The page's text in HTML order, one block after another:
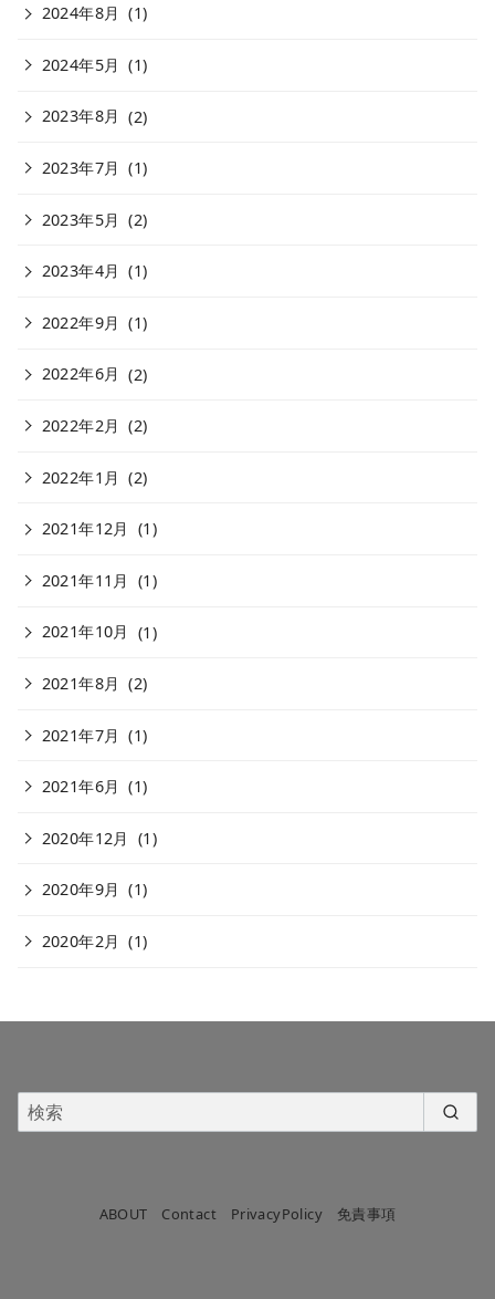
2024年8月 (1)
2024年5月 (1)
2023年8月 (2)
2023年7月 (1)
2023年5月 (2)
2023年4月 (1)
2022年9月 (1)
2022年6月 (2)
2022年2月 (2)
2022年1月 (2)
2021年12月 (1)
2021年11月 (1)
2021年10月 (1)
2021年8月 (2)
2021年7月 (1)
2021年6月 (1)
2020年12月 (1)
2020年9月 (1)
2020年2月 (1)
ABOUT Contact PrivacyPolicy 免責事項